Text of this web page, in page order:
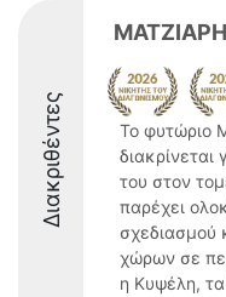
Διακριθέντες
Το φυτώριο
διακρίνεται
του στον
παρέχει
σχεδιασμού
χώρων σε
η Κυψέλη,